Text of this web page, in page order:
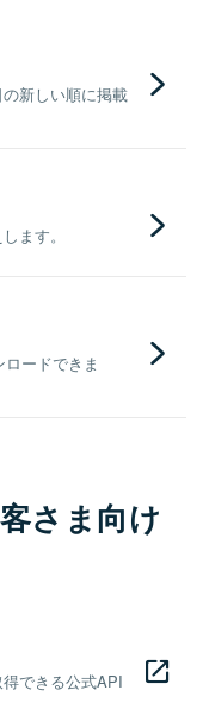
新しい順に掲載
ます。
ードできま
さま向け
できる公式API